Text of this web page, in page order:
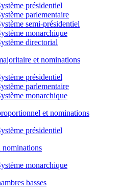
présidentiel
parlementaire
semi-présidentiel
monarchique
directorial
et nominations
présidentiel
parlementaire
monarchique
et nominations
présidentiel
nominations
monarchique
basses